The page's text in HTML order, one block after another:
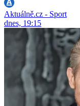
Aktuálně.cz - Sport
dnes, 19:15